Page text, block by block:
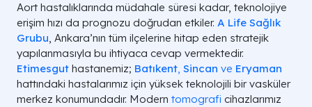
Aort hastalıklarında müdahale süresi kadar, teknolojiye
erişim hızı da prognozu doğrudan etkiler. A Life Sağlık
Grubu, Ankara’nın tüm ilçelerine hitap eden stratejik
yapılanmasıyla bu ihtiyaca cevap vermektedir.
Etimesgut hastanemiz; Batıkent, Sincan ve Eryaman
hattındaki hastalarımız için yüksek teknolojili bir vasküler
merkez konumundadır. Modern tomografi cihazlarımız